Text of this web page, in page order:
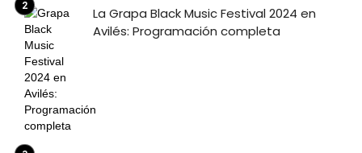
La Grapa Black Music Festival 2024 en
Avilés: Programación completa